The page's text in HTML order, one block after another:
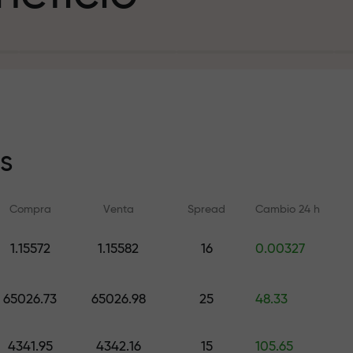
en la pista
de regalos
Compra Venta Spread Cambio 24 h
1.15572 1.15582 16 0.00327
65026.73 65026.98 25 48.33
4341.95 4342.16 15 105.65
Aprenda a operar desde cero —
Pronósticos diarios de